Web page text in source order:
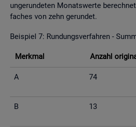
un­ge­run­de­ten Mo­nats­wer­te
fa­ches von zehn ge­run­det.
Bei­spiel 7: Run­dungs­ver­fah­ren -
Merk­mal An­zahl
A 74
B 13